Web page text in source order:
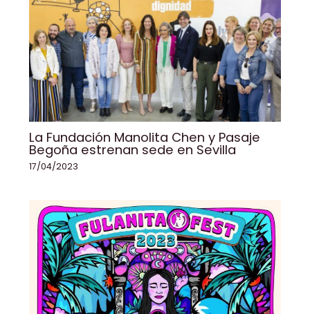
La Fundación Manolita Chen y Pasaje
Begoña estrenan sede en Sevilla
17/04/2023